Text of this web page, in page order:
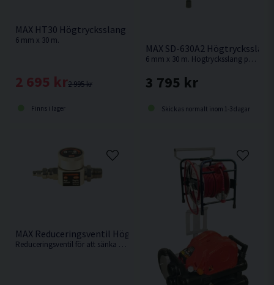
MAX HT30 Högtrycksslang 30 M
6 mm x 30 m.
2 995 kr
2 695 kr
Finns i lager
MAX SD-630A2
6 mm x 30 m. Högtrycksslang på vinda från MAX.
3 795 kr
Skickas normalt inom 1-3 dagar
MAX Reduceringsventil Högtryck till 8bar
Reduceringsventil för att sänka trycket från högtryckskompressorn.